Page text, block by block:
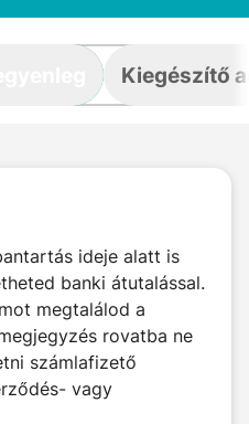
Kiegészítő
ideje alatt is
banki átutalással.
megtalálod a
rovatba ne
számlafizető
vagy